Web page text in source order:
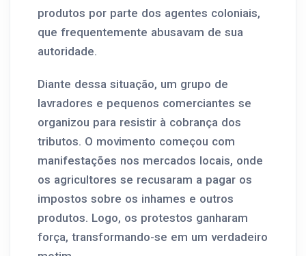
produtos por parte dos agentes coloniais,
que frequentemente abusavam de sua
autoridade.
Diante dessa situação, um grupo de
lavradores e pequenos comerciantes se
organizou para resistir à cobrança dos
tributos. O movimento começou com
manifestações nos mercados locais, onde
os agricultores se recusaram a pagar os
impostos sobre os inhames e outros
produtos. Logo, os protestos ganharam
força, transformando-se em um verdadeiro